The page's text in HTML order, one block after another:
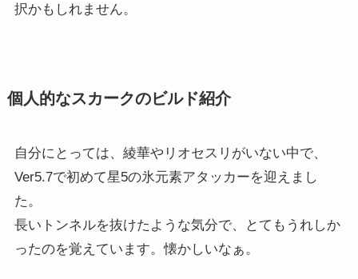
択かもしれません。
個人的なスカークのビルド紹介
自分にとっては、綾華やリオセスリがいない中で、
Ver5.7で初めて星5の氷元素アタッカーを迎えまし
た。
長いトンネルを抜けたような気分で、とてもうれしか
ったのを覚えています。懐かしいなぁ。